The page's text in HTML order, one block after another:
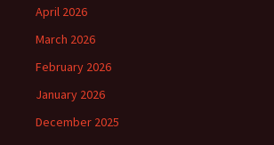
April 2026
March 2026
February 2026
January 2026
December 2025